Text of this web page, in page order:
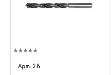
Арт. 2.8